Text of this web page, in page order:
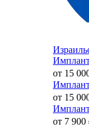
от 15
от 15
от 7 900